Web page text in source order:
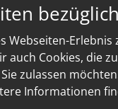
Webseiten-
auch Cookies, die
zulassen
Informationen